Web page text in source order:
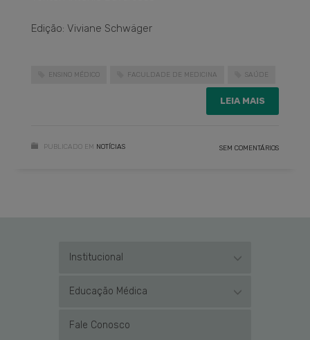
Edição: Viviane Schwäger
ENSINO MÉDICO FACULDADE DE MEDICINA SAÚDE
LEIA MAIS
PUBLICADO EM NOTÍCIAS SEM COMENTÁRIOS
Institucional
Educação Médica
Fale Conosco